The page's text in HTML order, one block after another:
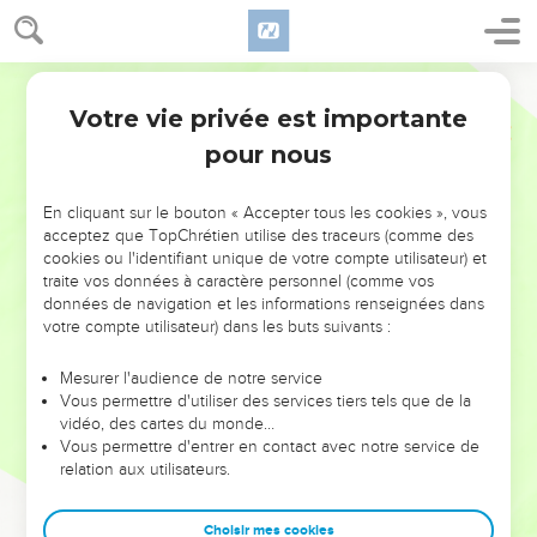
NE MANQUEZ PAS L’ÉVÉNEMENT
DE L’ANNÉE !
ET SI LEURS ERREURS POUVAIENT VOUS ÉVITER LES
VOTRES ?
leur foi ou leur vision. Mais on voit moins les doutes, les erreurs
et les saisons difficiles qu'ils ont traversés, alors même que ce
sont elles qui les ont façonnés.
Dans cette conférence, leaders, entrepreneurs, et responsables
clés pour avancer avec plus de sagesse afin que leurs erreurs
Votre vie privée est importante
pour nous
En cliquant sur le bouton « Accepter tous les cookies », vous
acceptez que TopChrétien utilise des traceurs (comme des
cookies ou l'identifiant unique de votre compte utilisateur) et
traite vos données à caractère personnel (comme vos
données de navigation et les informations renseignées dans
votre compte utilisateur) dans les buts suivants :
Mesurer l'audience de notre service
Vous permettre d'utiliser des services tiers tels que de la
vidéo, des cartes du monde…
Vous permettre d'entrer en contact avec notre service de
relation aux utilisateurs.
Choisir mes cookies